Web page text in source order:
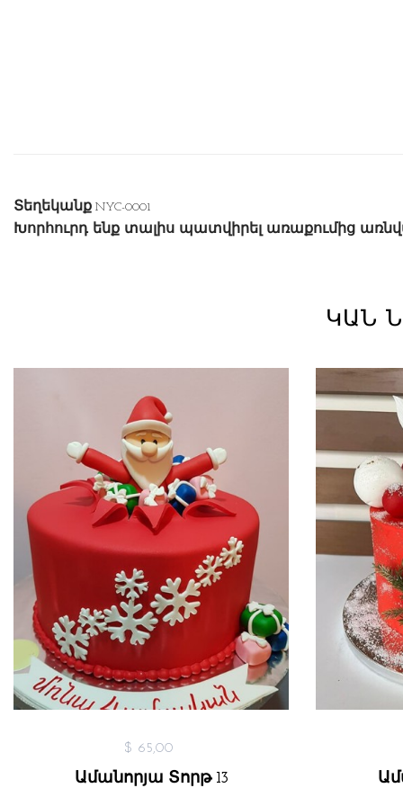
Տեղեկանք NYC-0001
Խորհուրդ ենք տալիս պատվիրել առաքումից
ԿԱՆ
$ 65,00
Ամանորյա Տորթ 13